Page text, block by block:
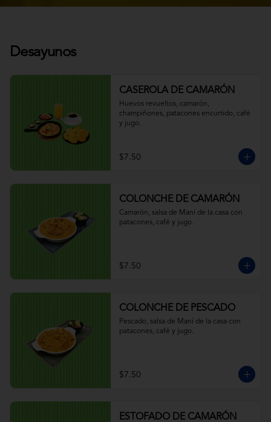
Desayunos
CASEROLA DE CAMARÓN
Huevos revueltos, camarón,
champiñones, patacones encurtido, café
y jugo.
$7.50
COLONCHE DE CAMARÓN
Camarón, salsa de Maní de la casa con
patacones, café y jugo.
$7.50
COLONCHE DE PESCADO
Pescado, salsa de Maní de la casa con
patacones, café y jugo.
$7.50
ESTOFADO DE CAMARÓN